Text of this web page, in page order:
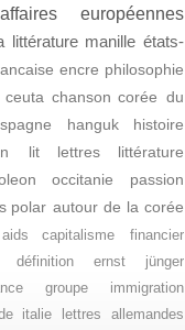
affaires européennes
littérature manille états-
encre philosophie
ceuta chanson corée du
hanguk
histoire
lit lettres
littérature
occitanie
passion
polar autour de la corée
aids
capitalisme financier
définition
ernst jünger
groupe
immigration
italie
lettres allemandes